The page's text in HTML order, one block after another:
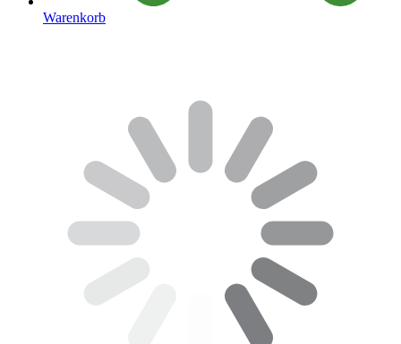
Warenkorb